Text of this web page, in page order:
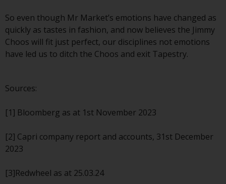
eingetragene Sitz des Schweizer
Vertreters. Gerichtsstand ist am
Sitz des Schweizer Vertreters
oder am Sitz oder Wohnsitz des
Informationen über Redwheel
Investmentgesellschaft, die als
luxemburgischem Recht
So even though Mr Market’s emotions have changed as
quickly as tastes in fashion, and now believes the Jimmy
Choos will fit just perfect, our disciplines not emotions
have led us to ditch the Choos and exit Tapestry.
Sources:
[1] Bloomberg as at 1st November 2023
[2] Capri company report and accounts, 31st December
2023
[3]Redwheel as at 25.03.24